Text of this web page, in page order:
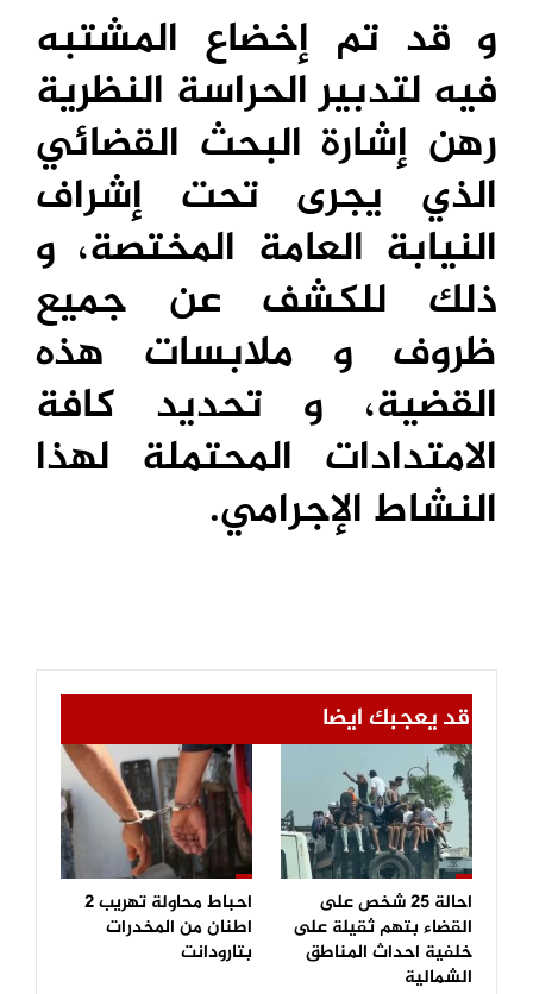
و قد تم إخضاع المشتبه
فيه لتدبير الحراسة النظرية
رهن إشارة البحث القضائي
الذي يجرى تحت إشراف
النيابة العامة المختصة، و
ذلك للكشف عن جميع
ظروف و ملابسات هذه
القضية، و تحديد كافة
الامتدادات المحتملة لهذا
النشاط الإجرامي.
قد يعجبك ايضا
احالة 25 شخص على
القضاء بتهم ثقيلة على
خلفية احداث المناطق
الشمالية
احباط محاولة تهريب 2
اطنان من المخدرات
بتارودانت